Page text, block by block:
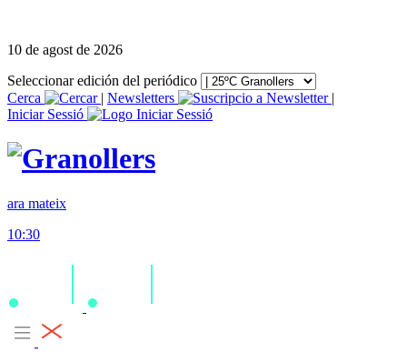
10 de agost de 2026
Seleccionar edición del periódico
Cerca
| Newsletters
|
Iniciar Sessió
ara mateix
10:30